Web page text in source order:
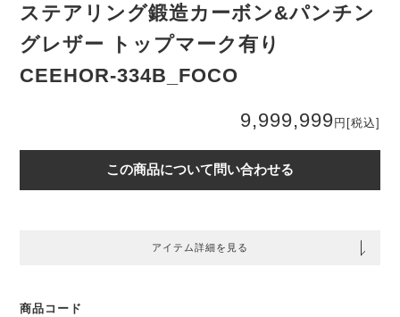
ステアリング鍛造カーボン&パンチン
グレザー トップマーク有り
CEEHOR-334B_FOCO
9,999,999 円 [税込]
この商品について問い合わせる
アイテム詳細を見る
商品コード